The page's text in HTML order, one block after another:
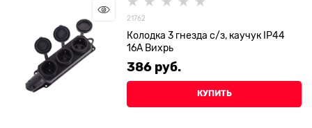
21762
Колодка 3 гнезда с/з, каучук IP44
16А Вихрь
386 руб.
КУПИТЬ